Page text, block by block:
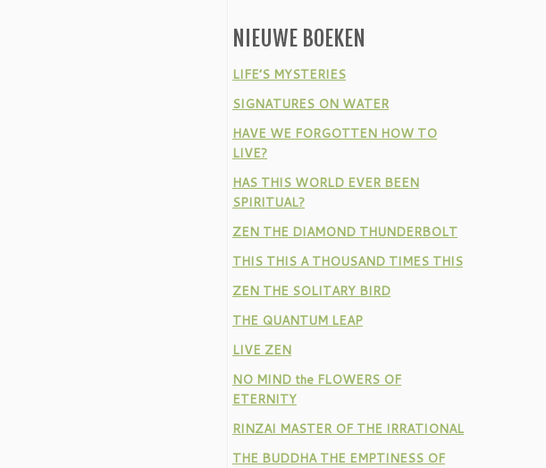
NIEUWE BOEKEN
LIFE’S MYSTERIES
SIGNATURES ON WATER
HAVE WE FORGOTTEN HOW TO
LIVE?
HAS THIS WORLD EVER BEEN
SPIRITUAL?
ZEN THE DIAMOND THUNDERBOLT
THIS THIS A THOUSAND TIMES THIS
ZEN THE SOLITARY BIRD
THE QUANTUM LEAP
LIVE ZEN
NO MIND the FLOWERS OF
ETERNITY
RINZAI MASTER OF THE IRRATIONAL
THE BUDDHA THE EMPTINESS OF